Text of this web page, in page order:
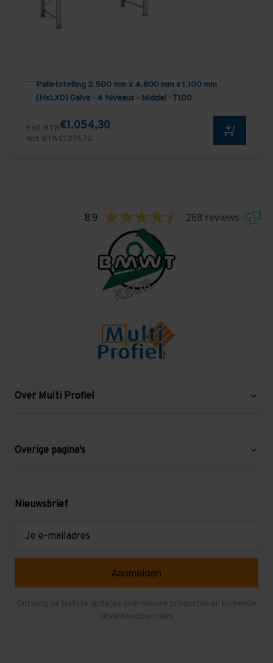
Palletstelling 3.500 mm x 4.800 mm x 1.100 mm
(HxLXD) Galva - 4 Niveaus - Middel - T100
Excl. BTW€1.054,30
Incl. BTW€1.275,70
8.9 268 reviews
Over Multi Profiel
Blog
Levering en afhalen
Overige pagina's
Mezzanine
Gebruikte entresolvloeren
Nieuwsbrief
Ontvang de laatste updates over nieuwe producten en komende
uitverkoopperiodes